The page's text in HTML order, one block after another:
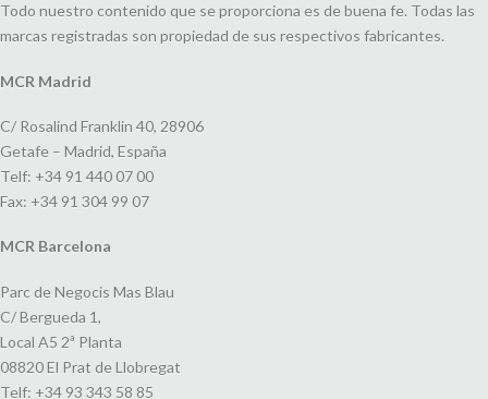
Todo nuestro contenido que se proporciona es de buena fe. Todas las
marcas registradas son propiedad de sus respectivos fabricantes.
MCR Madrid
C/ Rosalind Franklin 40, 28906
Getafe – Madrid, España
Telf: +34 91 440 07 00
Fax: +34 91 304 99 07
MCR Barcelona
Parc de Negocis Mas Blau
C/ Bergueda 1,
Local A5 2ª Planta
08820 El Prat de Llobregat
Telf: +34 93 343 58 85